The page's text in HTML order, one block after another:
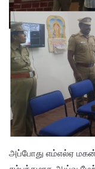
அப்போது எம்எல்ஏ மகன்